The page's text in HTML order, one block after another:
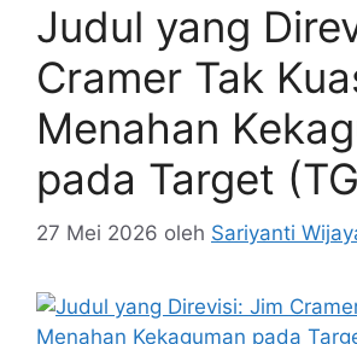
Judul yang
Cramer Tak
Menahan
pada Target
27 Mei 2026 oleh Sariyanti